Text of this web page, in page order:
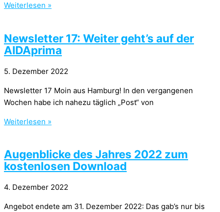
Weiterlesen »
Newsletter 17: Weiter geht’s auf der
AIDAprima
5. Dezember 2022
Newsletter 17 Moin aus Hamburg! In den vergangenen
Wochen habe ich nahezu täglich „Post“ von
Weiterlesen »
Augenblicke des Jahres 2022 zum
kostenlosen Download
4. Dezember 2022
Angebot endete am 31. Dezember 2022: Das gab’s nur bis